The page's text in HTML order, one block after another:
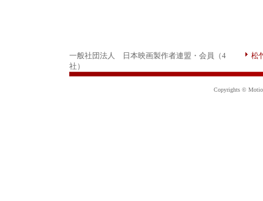
一般社団法人 日本映画製作者連盟・会員（4
社）
松
Copyrights ©